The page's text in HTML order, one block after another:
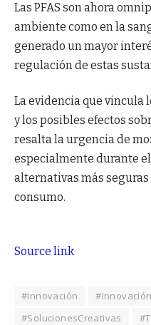
Las PFAS son ahora
ambiente como en la
generado un mayor
regulación de estas
La evidencia que vincula
y los posibles efectos
resalta la urgencia de
especialmente durante
alternativas más
consumo.
Source link
#Innovación
#SolucionesCreativas